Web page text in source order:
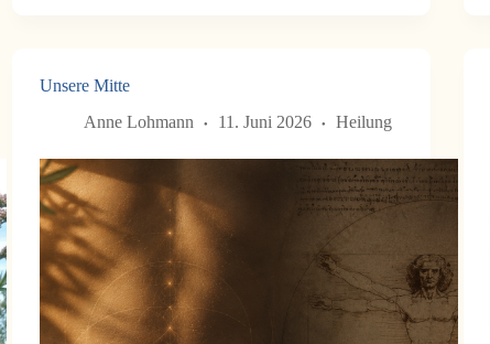
Unsere Mitte
Anne Lohmann
11. Juni 2026 Heilung